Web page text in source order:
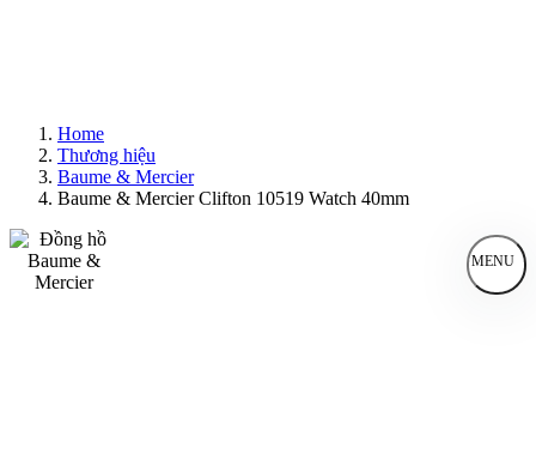
Home
Thương hiệu
Baume & Mercier
Baume & Mercier Clifton 10519 Watch 40mm
MENU